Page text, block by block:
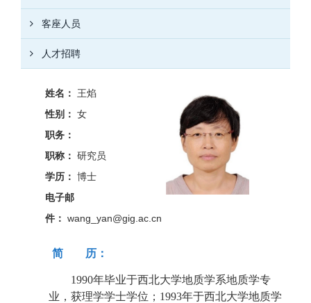
客座人员
人才招聘
姓名：
王焰
性别： 女
职务：
职称： 研究员
学历： 博士
电子邮
件： wang_yan@gig.ac.cn
简 历：
1990年毕业于西北大学地质学系地质学专
业，获理学学士学位；1993年于西北大学地质学